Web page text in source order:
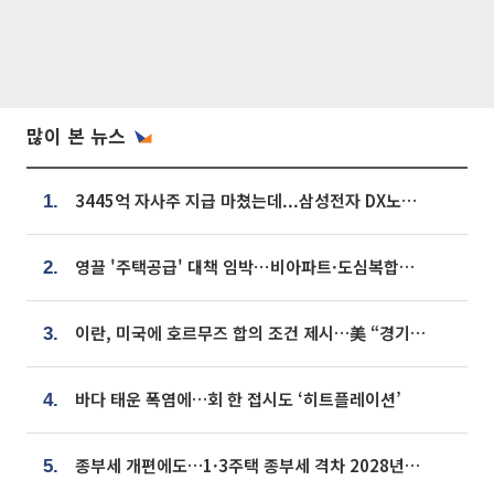
많이 본 뉴스
1. 3445억 자사주 지급 마쳤는데...삼성전자 DX노조, 뒤늦은 '떼쓰기 집회'
2. 영끌 '주택공급' 대책 임박⋯비아파트·도심복합까지 총동원
3. 이란, 미국에 호르무즈 합의 조건 제시…美 “경기 아직 안 끝나” [종합]
4. 바다 태운 폭염에…회 한 접시도 ‘히트플레이션’
5. 종부세 개편에도…1·3주택 종부세 격차 2028년부터 확대